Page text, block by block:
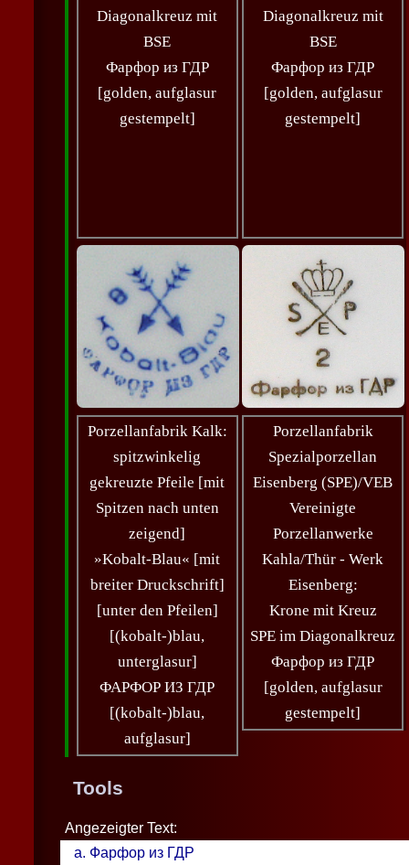
Diagonalkreuz mit
BSE
Фарфор из ГДР
[golden, aufglasur
gestempelt]
Diagonalkreuz mit
BSE
Фарфор из ГДР
[golden, aufglasur
gestempelt]
Porzellanfabrik Kalk:
spitzwinkelig
gekreuzte Pfeile [mit
Spitzen nach unten
zeigend]
»Kobalt-Blau« [mit
breiter Druckschrift]
[unter den Pfeilen]
[(kobalt-)blau,
unterglasur]
ФАРФОР ИЗ ГДР
[(kobalt-)blau,
aufglasur]
Porzellanfabrik
Spezialporzellan
Eisenberg (SPE)/VEB
Vereinigte
Porzellanwerke
Kahla/Thür - Werk
Eisenberg:
Krone mit Kreuz
SPE im Diagonalkreuz
Фарфор из ГДР
[golden, aufglasur
gestempelt]
Tools
Angezeigter Text:
Фарфор из ГДР